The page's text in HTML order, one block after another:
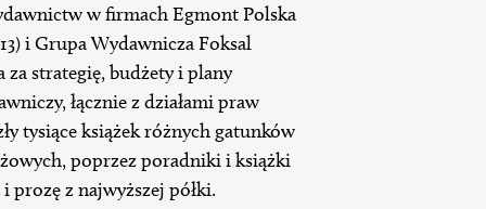
w firmach Egmont Polska
i Grupa Wydawnicza Foksal
za strategię, budżety i plany
łącznie z działami praw
tysiące książek różnych gatunków
poprzez poradniki i książki
z najwyższej półki.